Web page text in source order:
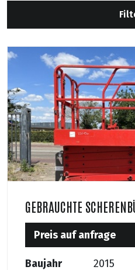
GEBRAUCHTE
Preis auf anfrage
Baujahr
2015